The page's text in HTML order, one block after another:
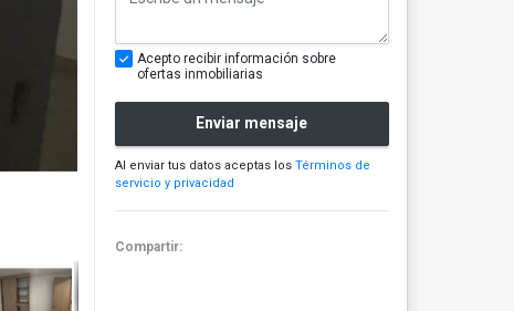
Acepto recibir información sobre
ofertas inmobiliarias
Enviar mensaje
Al enviar tus datos aceptas los Términos de
servicio y privacidad
Compartir: